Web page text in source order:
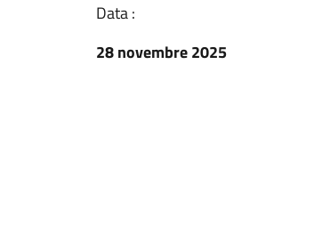
Data :
28 novembre 2025